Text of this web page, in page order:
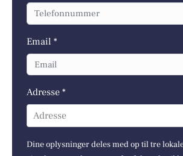
Email *
Adresse *
Adresse
Dine oplysninger deles med op til tre